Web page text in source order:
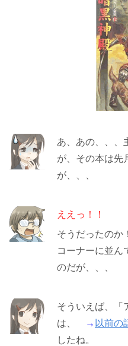
あ、あの、、、
が、その本は先
が、、、
ええっ！！
そうだったの
コーナーに並ん
のだが、、、
そういえば、「
は、
→ 以前の
したね。